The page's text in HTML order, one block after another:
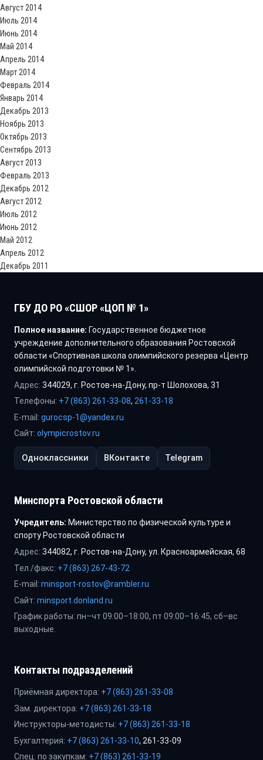
Август 2014
Июль 2014
Июнь 2014
Май 2014
Апрель 2014
Март 2014
Февраль 2014
Январь 2014
Декабрь 2013
Ноябрь 2013
Октябрь 2013
Сентябрь 2013
Август 2013
Февраль 2013
Декабрь 2012
Август 2012
Июль 2012
Июнь 2012
Май 2012
Апрель 2012
Декабрь 2011
ГБУ ДО РО «СШОР «ЦОП № 1»
Полное название: Государственное бюджетное
учреждение дополнительного образования Ростовской
области «Спортивная школа олимпийского резерва «Центр
олимпийской подготовки № 1».
Адрес: 344029, г. Ростов-на-Дону, пр-т Шолохова, 31
Телефоны: +7 (863) 261-33-08, 261-33-18
E-mail: gurocsp-1@yandex.ru
Сайт: olympicrostov.ru
Одноклассники ВКонтакте Telegram
Минспорта Ростовской области
Учредитель: Министерство по физической культуре и
спорту Ростовской области
Адрес: 344082, г. Ростов-на-Дону, ул. Красноармейская, 68
Тел./факс: +7 (863) 267-43-72
E-mail: minsport-rostov@rambler.ru
Сайт: minsport.donland.ru
График работы: пн–чт 09:00–18:00, пт 09:00–16:45, сб–вс
выходные.
Контакты подразделений
Приёмная директора: +7 (863) 261-33-08
Зам. директора: +7 (863) 261-33-18
Инструкторы-методисты: +7 (863) 261-33-18
Бухгалтерия: +7 (863) 261-33-10, 261-33-09
Спец. по закупкам: +7 (863) 261-33-19